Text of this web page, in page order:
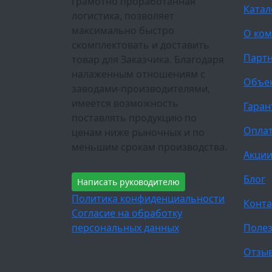
логистика, позволяет
максимально быстро
скомплектовать и доставить
товар для Заказчика. Благодаря
налаженным отношениям с
заводами-производителями,
имеется возможность
поставлять продукцию по
ценам ниже рыночных и по
меньшим срокам производства.
Написать руководителю
Политика конфиденциальности
Согласие на обработку
персональных данных
О
Акции
Блог